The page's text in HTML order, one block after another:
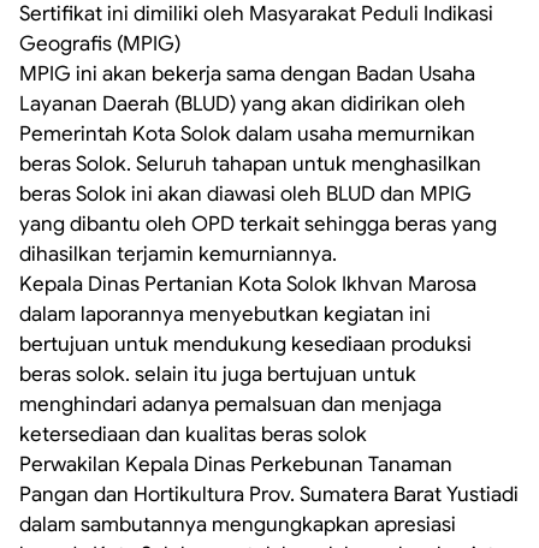
Sertifikat ini dimiliki oleh Masyarakat Peduli Indikasi
Geografis (MPIG)
MPIG ini akan bekerja sama dengan Badan Usaha
Layanan Daerah (BLUD) yang akan didirikan oleh
Pemerintah Kota Solok dalam usaha memurnikan
beras Solok. Seluruh tahapan untuk menghasilkan
beras Solok ini akan diawasi oleh BLUD dan MPIG
yang dibantu oleh OPD terkait sehingga beras yang
dihasilkan terjamin kemurniannya.
Kepala Dinas Pertanian Kota Solok Ikhvan Marosa
dalam laporannya menyebutkan kegiatan ini
bertujuan untuk mendukung kesediaan produksi
beras solok. selain itu juga bertujuan untuk
menghindari adanya pemalsuan dan menjaga
ketersediaan dan kualitas beras solok
Perwakilan Kepala Dinas Perkebunan Tanaman
Pangan dan Hortikultura Prov. Sumatera Barat Yustiadi
dalam sambutannya mengungkapkan apresiasi